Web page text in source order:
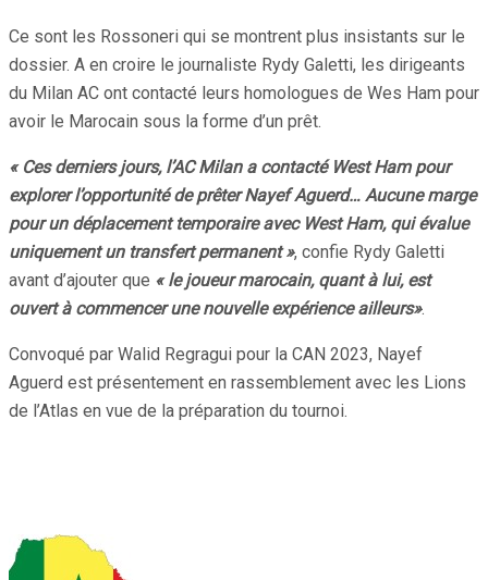
Ce sont les Rossoneri qui se montrent plus insistants sur le
dossier. A en croire le journaliste Rydy Galetti, les dirigeants
du Milan AC ont contacté leurs homologues de Wes Ham pour
avoir le Marocain sous la forme d’un prêt.
« Ces derniers jours, l’AC Milan a contacté West Ham pour
explorer l’opportunité de prêter Nayef Aguerd… Aucune marge
pour un déplacement temporaire avec West Ham, qui évalue
uniquement un transfert permanent », confie Rydy Galetti
avant d’ajouter que « le joueur marocain, quant à lui, est
ouvert à commencer une nouvelle expérience ailleurs».
Convoqué par Walid Regragui pour la CAN 2023, Nayef
Aguerd est présentement en rassemblement avec les Lions
de l’Atlas en vue de la préparation du tournoi.